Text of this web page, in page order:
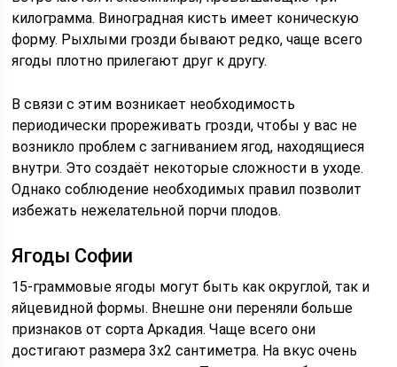
килограмма. Виноградная кисть имеет коническую
форму. Рыхлыми грозди бывают редко, чаще всего
ягоды плотно прилегают друг к другу.
В связи с этим возникает необходимость
периодически прореживать грозди, чтобы у вас не
возникло проблем с загниванием ягод, находящиеся
внутри. Это создаёт некоторые сложности в уходе.
Однако соблюдение необходимых правил позволит
избежать нежелательной порчи плодов.
Ягоды Софии
15-граммовые ягоды могут быть как округлой, так и
яйцевидной формы. Внешне они переняли больше
признаков от сорта Аркадия. Чаще всего они
достигают размера 3х2 сантиметра. На вкус очень